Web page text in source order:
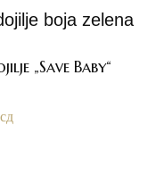
„Save Baby“